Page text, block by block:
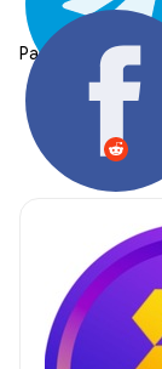
Partager: